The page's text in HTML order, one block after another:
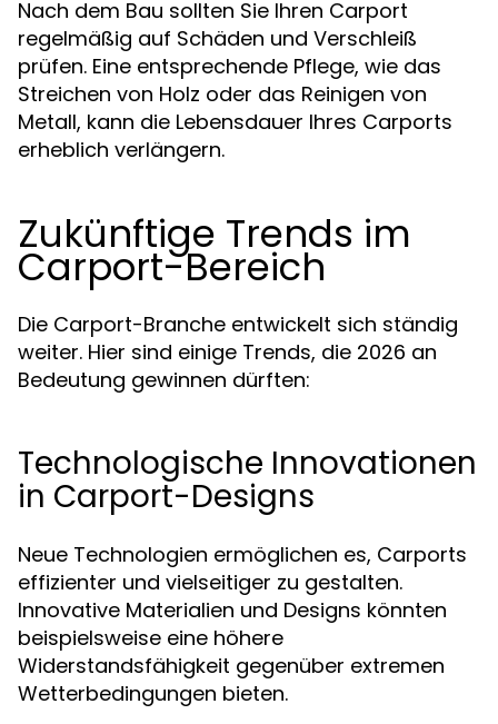
Nach dem Bau sollten Sie Ihren Carport
regelmäßig auf Schäden und Verschleiß
prüfen. Eine entsprechende Pflege, wie das
Streichen von Holz oder das Reinigen von
Metall, kann die Lebensdauer Ihres Carports
erheblich verlängern.
Zukünftige Trends im
Carport-Bereich
Die Carport-Branche entwickelt sich ständig
weiter. Hier sind einige Trends, die 2026 an
Bedeutung gewinnen dürften:
Technologische Innovationen
in Carport-Designs
Neue Technologien ermöglichen es, Carports
effizienter und vielseitiger zu gestalten.
Innovative Materialien und Designs könnten
beispielsweise eine höhere
Widerstandsfähigkeit gegenüber extremen
Wetterbedingungen bieten.